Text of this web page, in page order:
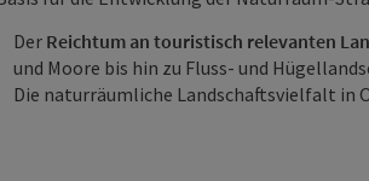
Der Reichtum an touristisch relevanten
und Moore bis hin zu Fluss- und
Die naturräumliche Landschaftsvielfalt in